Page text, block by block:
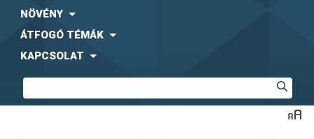
NÖVÉNY
ÁTFOGÓ TÉMÁK
KAPCSOLAT